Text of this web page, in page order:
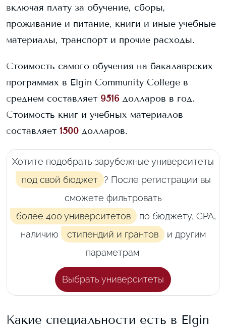
включая плату за обучение, сборы,
проживание и питание, книги и иные учебные
материалы, транспорт и прочие расходы.
Стоимость самого обучения на бакалаврских
программах в Elgin Community College в
среднем составляет 9516 долларов в год.
Стоимость книг и учебных материалов
составляет 1500 долларов.
Хотите подобрать зарубежные университеты
под свой бюджет ? После регистрации вы
сможете фильтровать
более 400 университетов
по бюджету, GPA,
наличию
стипендий и грантов и другим
параметрам.
Выбрать университеты
Какие специальности есть в Elgin